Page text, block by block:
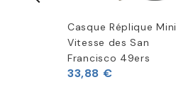
Casque Réplique Mini
Vitesse des San
Francisco 49ers
33,88 €